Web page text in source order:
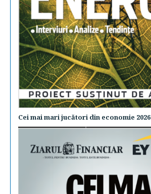
Cei mai mari jucători din economie 2026